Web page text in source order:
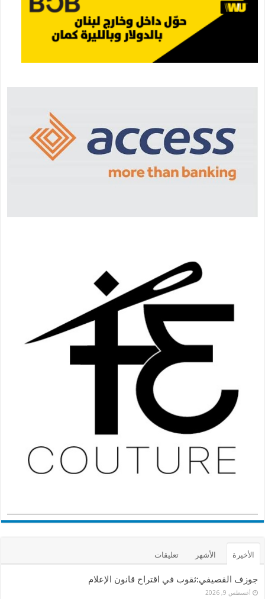
الأخيرة الأشهر تعليقات
جوزف القصيفي:ثقوب في اقتراح قانون الإعلام
أغسطس 9, 2026